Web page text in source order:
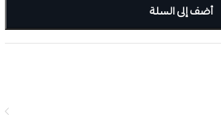
أضف إلى السلة